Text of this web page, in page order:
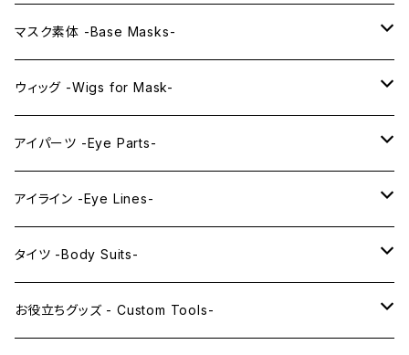
プレミアムマスク素体-Premium base masks-
プレミアムウィッグ -Premium Wigs-
プレミアムレンズアイ -Premium Lens eye-
KAWAII EX series
KAWAII series
IDOL series
PRINCESS series
KAWAII Little series
マスク素体 -Base Masks-
アニメマスク -Anime Masks-
ドールマスク -Doll Masks-
ウィッグ -Wigs for Mask-
ロング -Long-
ミドル -Middle-
アイパーツ -Eye Parts-
レンズアイ -Lens Eyes-
レンズアイ
レンズアイEX
クリスタルアイ -Crystal Eyes-
アイライン -Eye Lines-
アイラインステッカー -Eye Line Stickers-
まゆ毛 -Eyebrows-
タイツ -Body Suits-
全身タイツ -Full Body Suits-
お役立ちグッズ - Custom Tools-